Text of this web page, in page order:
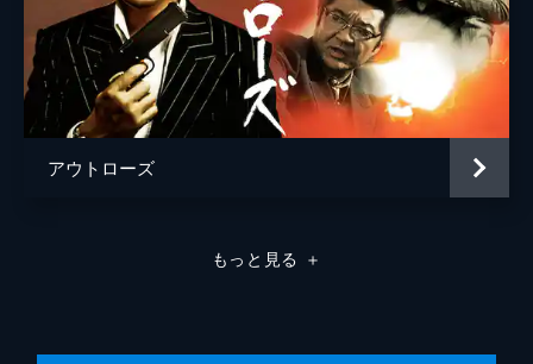
アウトローズ
もっと見る ＋